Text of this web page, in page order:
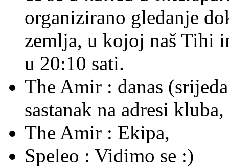
organizirano gledanje
zemlja, u kojoj naš Tihi
u 20:10 sati.
The Amir : danas
sastanak na adresi
The Amir : Ekipa,
Speleo : Vidimo se :)